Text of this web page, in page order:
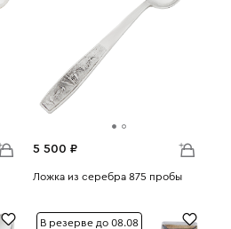
5 500 ₽
Ложка из серебра 875 пробы
В резерве до 08.08